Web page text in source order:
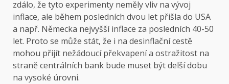
zdálo, že tyto experimenty neměly vliv na vývoj
inflace, ale během posledních dvou let přišla do USA
a např. Německa nejvyšší inflace za posledních 40-50
let. Proto se může stát, že i na desinflační cestě
mohou přijít nežádoucí překvapení a ostražitost na
straně centrálních bank bude muset být delší dobu
na vysoké úrovni.